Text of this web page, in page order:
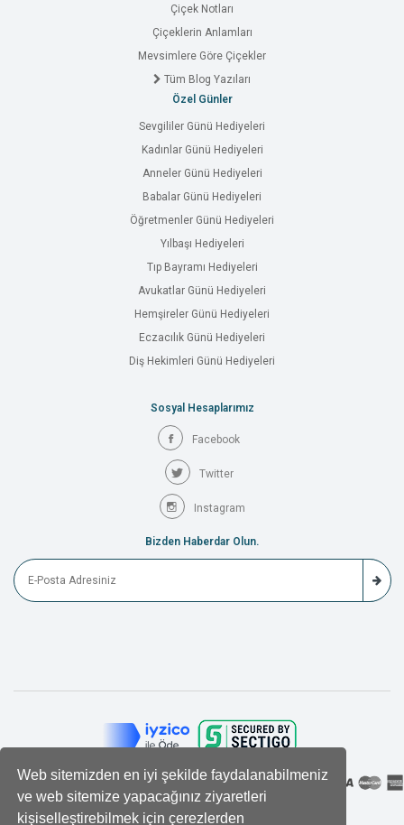
Web sitemizden en iyi şekilde faydalanabilmeniz
ve web sitemize yapacağınız ziyaretleri
kişiselleştirebilmek için çerezlerden
Çiçek Notları
Çiçeklerin Anlamları
Mevsimlere Göre Çiçekler
Tüm Blog Yazıları
Özel Günler
Sevgililer Günü Hediyeleri
Kadınlar Günü Hediyeleri
Anneler Günü Hediyeleri
Babalar Günü Hediyeleri
Öğretmenler Günü Hediyeleri
Yılbaşı Hediyeleri
Tıp Bayramı Hediyeleri
Avukatlar Günü Hediyeleri
Hemşireler Günü Hediyeleri
Eczacılık Günü Hediyeleri
Diş Hekimleri Günü Hediyeleri
Sosyal Hesaplarımız
Facebook
Twitter
Instagram
Bizden Haberdar Olun.